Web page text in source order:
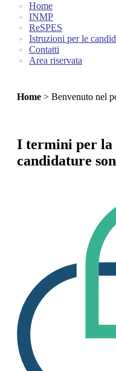
Home
INMP
ReSPES
Istruzioni per le
Contatti
Area riservata
Home > Benvenuto nel
I termini per la
candidature